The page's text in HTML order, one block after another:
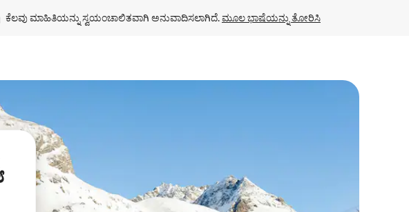
ಕೆಲವು ಮಾಹಿತಿಯನ್ನು ಸ್ವಯಂಚಾಲಿತವಾಗಿ ಅನುವಾದಿಸಲಾಗಿದೆ. ಮೂಲ ಭಾಷೆಯನ್ನು ತೋರಿಸಿ